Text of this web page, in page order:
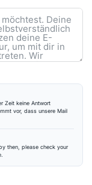
Zeit keine Antwort
vor, dass unsere Mail
then, please check your